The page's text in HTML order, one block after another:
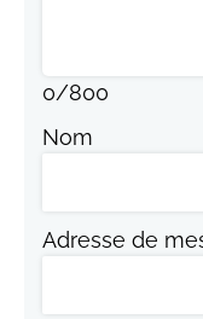
0/800
Nom
Adresse de